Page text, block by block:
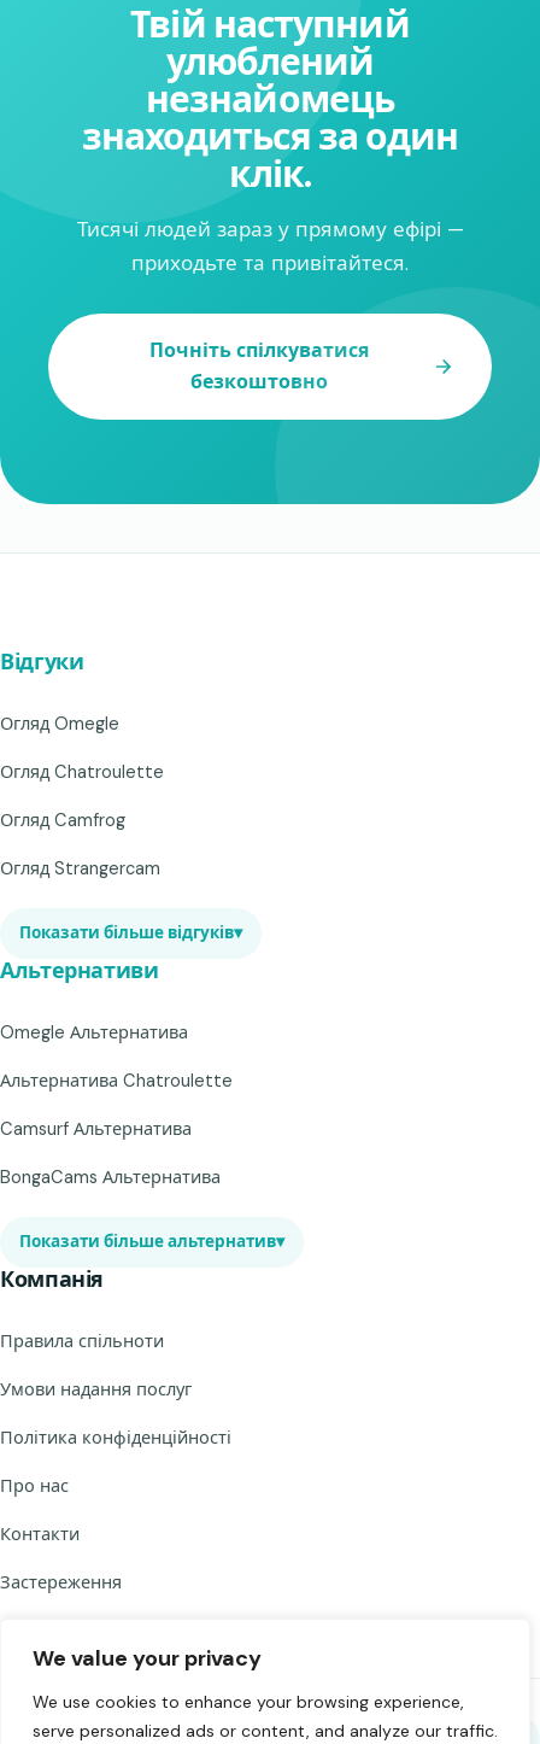
We value your privacy
We use cookies to enhance your browsing experience,
serve personalized ads or content, and analyze our traffic.
Твій наступний
улюблений
незнайомець
знаходиться за один
клік.
Тисячі людей зараз у прямому ефірі —
приходьте та привітайтеся.
Почніть спілкуватися
безкоштовно
Відгуки
Огляд Omegle
Огляд Chatroulette
Огляд Camfrog
Огляд Strangercam
Показати більше відгуків▾
Альтернативи
Omegle Альтернатива
Альтернатива Chatroulette
Camsurf Альтернатива
BongaCams Альтернатива
Показати більше альтернатив▾
Компанія
Правила спільноти
Умови надання послуг
Політика конфіденційності
Про нас
Контакти
Застереження
Поділитися Chat to Strangers